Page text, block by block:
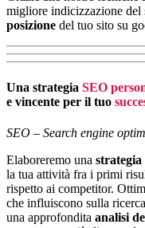
migliore indicizzazione del
posizione del tuo sito su
Una strategia SEO
e vincente per il tuo
SEO – Search engine
Elaboreremo una strategia
la tua attività fra i primi
rispetto ai competitor.
che influiscono sulla
una approfondita analisi